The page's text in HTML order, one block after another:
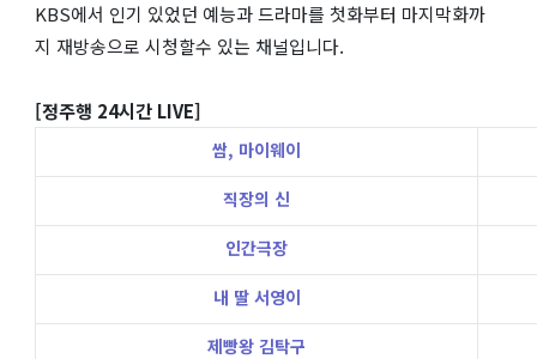
KBS에서 인기 있었던 예능과 드라마를 첫화부터 마지막화까
지 재방송으로 시청할수 있는 채널입니다.
[정주행 24시간 LIVE]
쌈, 마이웨이
직장의 신
인간극장
내 딸 서영이
제빵왕 김탁구